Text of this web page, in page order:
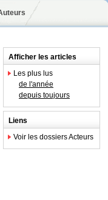
Afficher les articles
Les plus lus
de l'année
depuis toujours
Liens
Voir les dossiers Acteurs